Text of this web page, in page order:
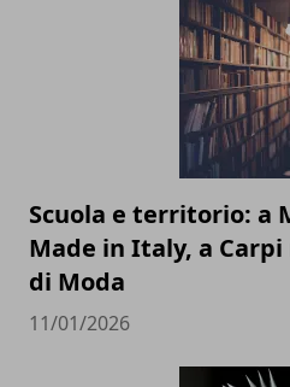
Scuola e territorio: a
Made in Italy, a
di Moda
11/01/2026